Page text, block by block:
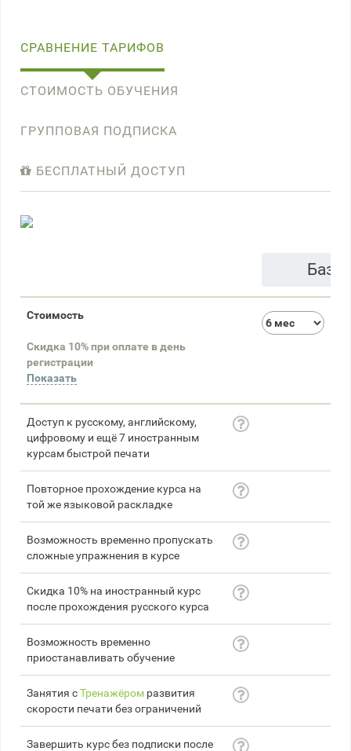
СРАВНЕНИЕ ТАРИФОВ
СТОИМОСТЬ ОБУЧЕНИЯ
ГРУППОВАЯ ПОДПИСКА
БЕСПЛАТНЫЙ ДОСТУП
Стоимость
Скидка 10% при оплате в день
регистрации
Показать
Доступ к русскому, английскому,
цифровому и ещё 7 иностранным
курсам быстрой печати
Повторное прохождение курса на
той же языковой раскладке
Возможность временно пропускать
сложные упражнения в курсе
Скидка 10% на иностранный курс
после прохождения русского курса
Возможность временно
приостанавливать обучение
Занятия сТренажёром развития
скорости печати без ограничений
Завершить курс без подписки после